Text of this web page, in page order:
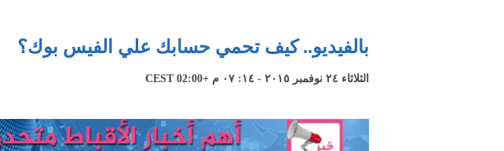
بالفيديو.. كيف تحمي حسابك علي الفيس بوك؟
الثلاثاء ٢٤ نوفمبر ٢٠١٥ - ١٤: ٠٧ م +02:00 CEST